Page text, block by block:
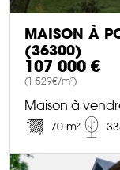
MAISON À
(36300)
107 000 €
(1 529€/m²)
Maison à
70 m²
DÉCOUVRIR CE